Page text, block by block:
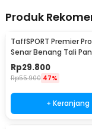
Produk
TaffSPORT Premier
Senar Benang Tali
Braided 300M 0.33mm
Rp29.800
Rp55.900 47%
+ Keranjang